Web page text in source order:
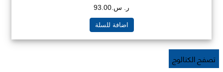
ر. س.93.00
اضافة للسلة
تصفح الكتالوج